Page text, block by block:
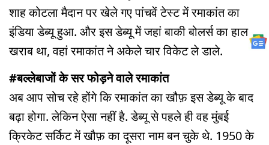
शाह कोटला मैदान पर खेले गए पांचवें टेस्ट में रमाकांत का
इंडिया डेब्यू हुआ. और इस डेब्यू में जहां बाकी बोलर्स का हाल
खराब था, वहां रमाकांत ने अकेले चार विकेट ले डाले.
#बल्लेबाजों के सर फोड़ने वाले रमाकांत
अब आप सोच रहे होंगे कि रमाकांत का खौफ़ इस डेब्यू के बाद
बढ़ा होगा. लेकिन ऐसा नहीं है. डेब्यू से पहले ही वह मुंबई
क्रिकेट सर्किट में खौफ़ का दूसरा नाम बन चुके थे. 1950 के